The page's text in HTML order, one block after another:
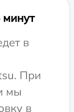
в
При
мы
в